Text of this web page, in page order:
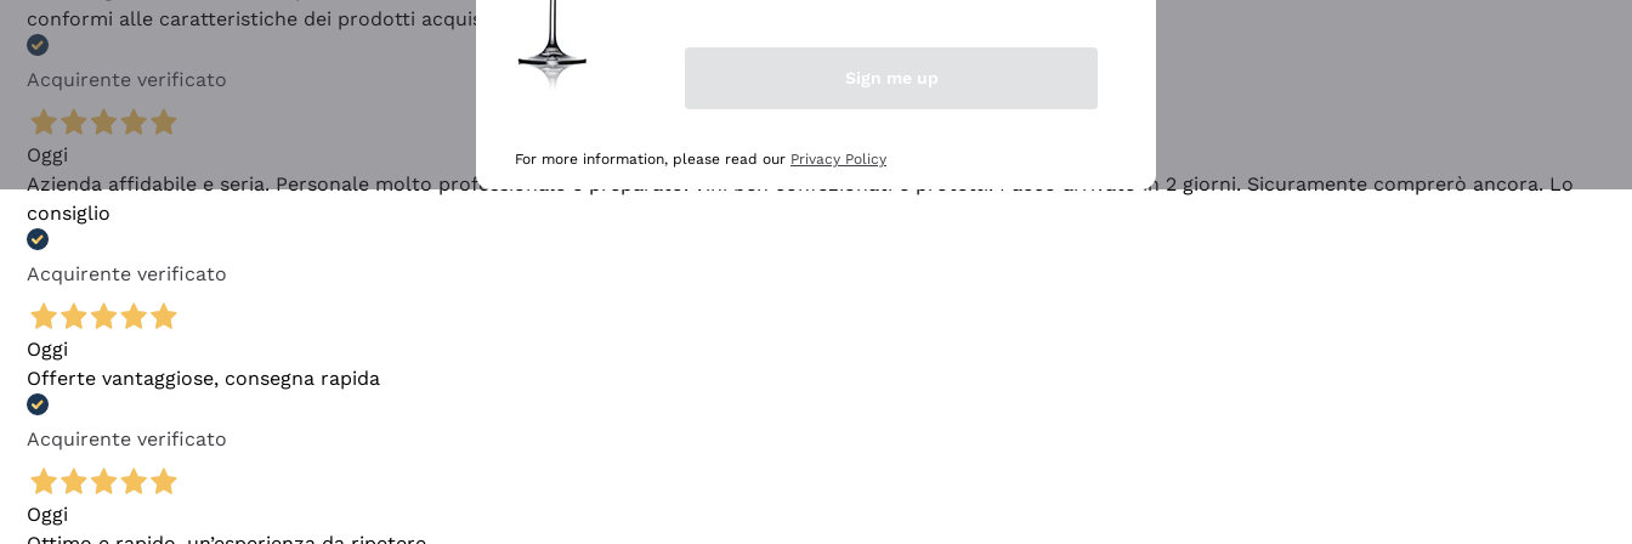
conformi alle caratteristiche dei prodotti acquistati
Acquirente verificato
Oggi
Azienda affidabile e seria. Personale molto professionale e preparato. Vini ben confezionati e protetti. Pacco arrivato in 2 giorni. Sicuramente comprerò ancora. Lo
consiglio
Acquirente verificato
Oggi
Offerte vantaggiose, consegna rapida
Acquirente verificato
Oggi
Sign me up
For more information, please read our Privacy Policy